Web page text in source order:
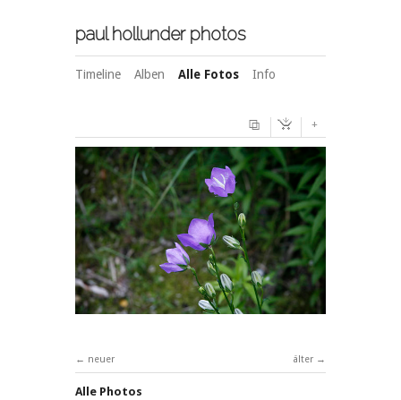
paul hollunder photos
Timeline Alben Alle Fotos Info
+
älter
neuer
Alle Photos